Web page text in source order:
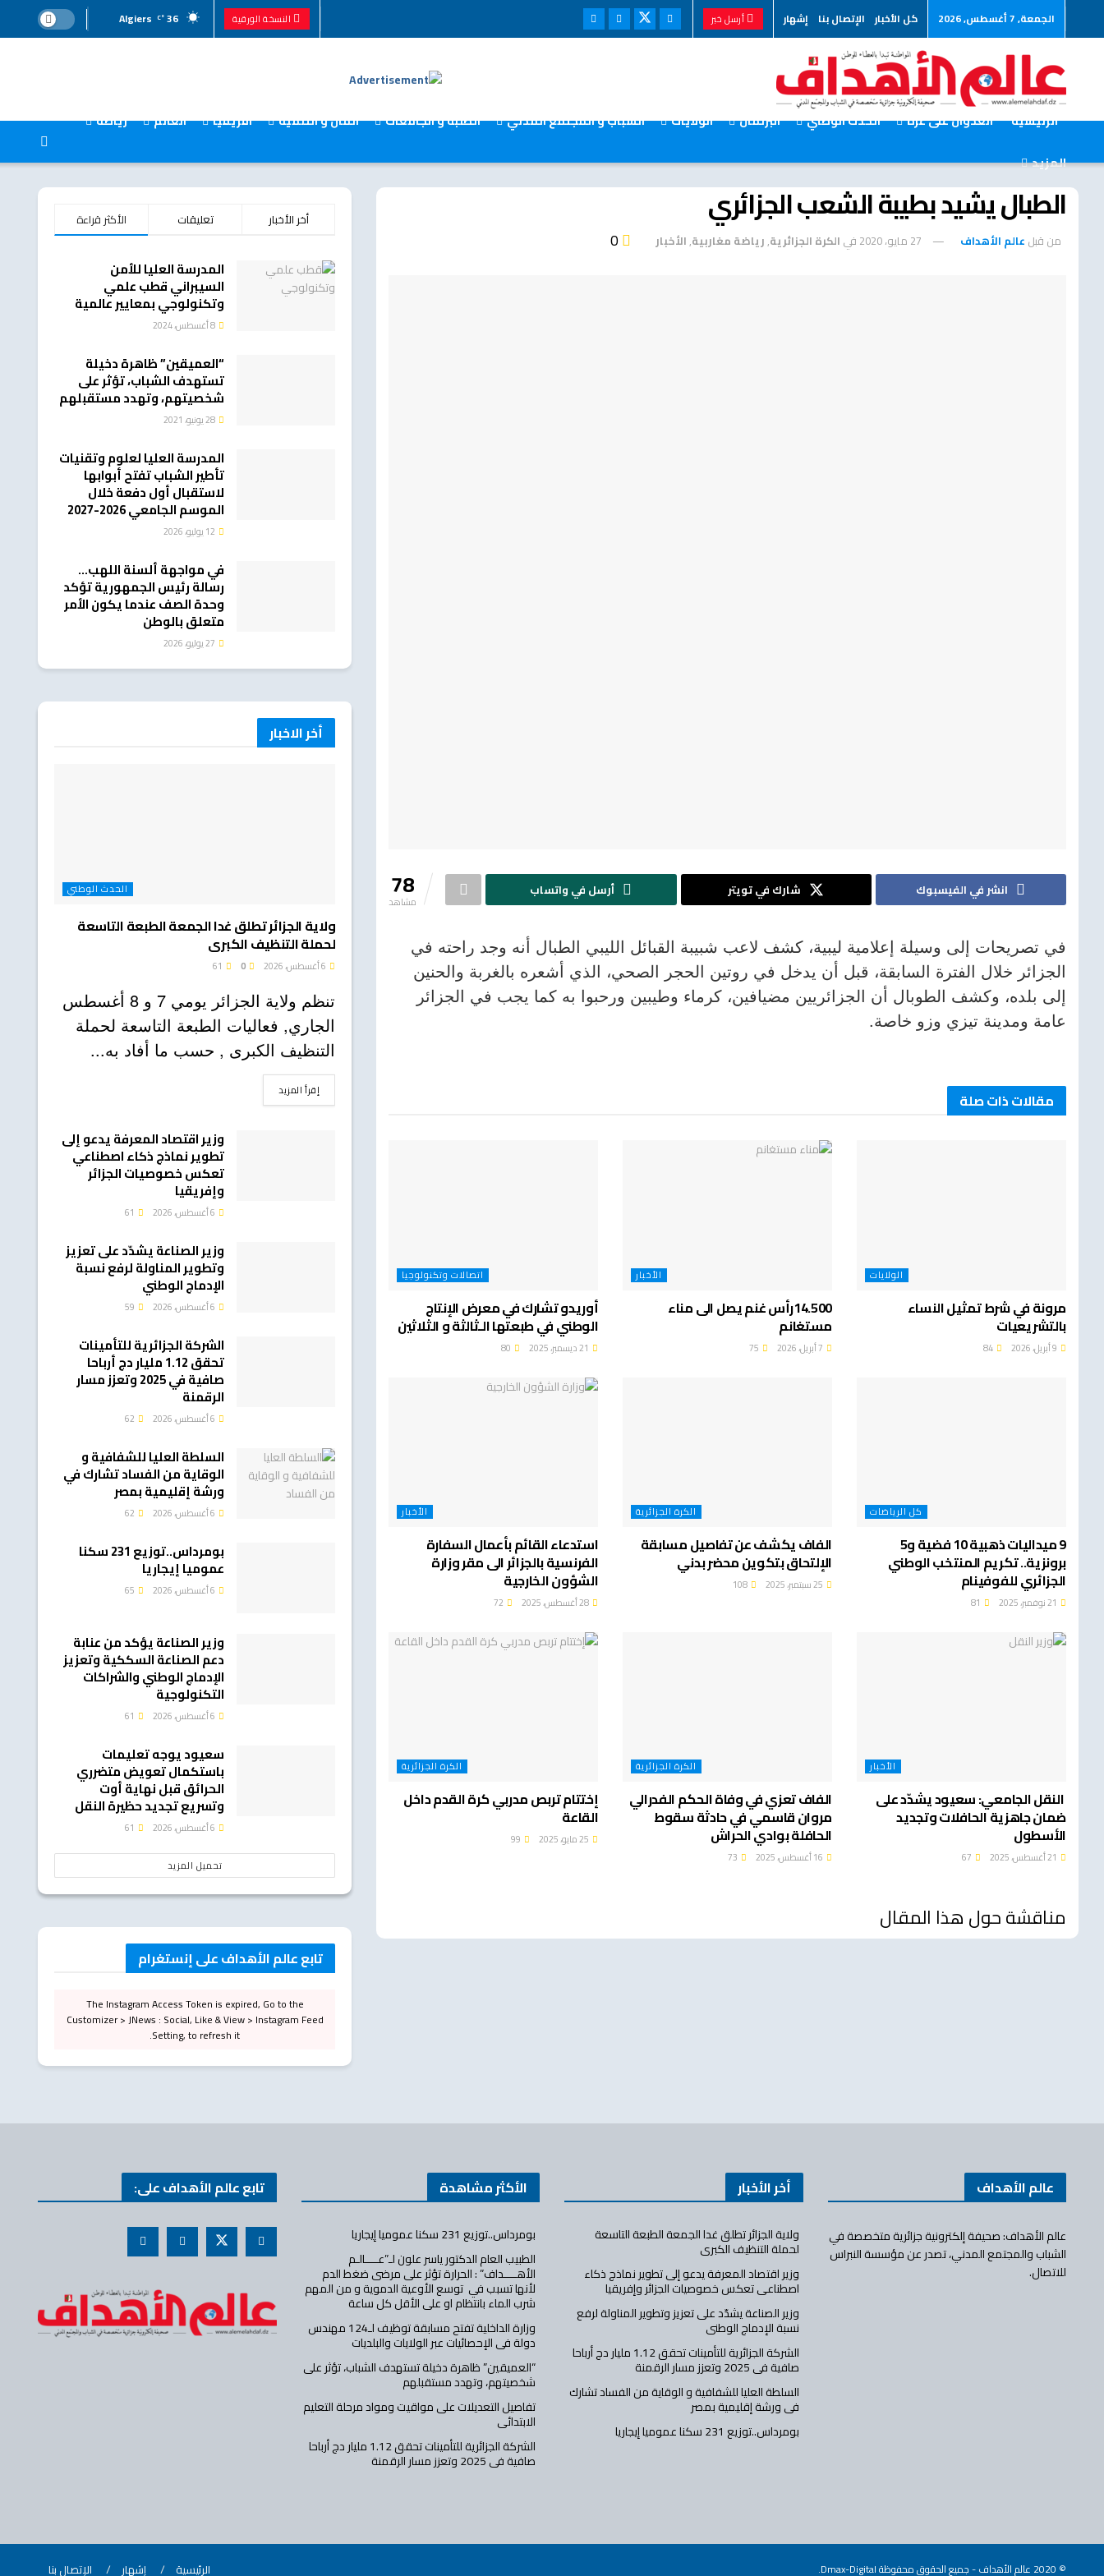
الجمعة, 7 أغسطس, 2026 كل الأخبار الإتصال بنا إشهار أرسل خبر النسخة الورقية 36
°C
Algiers
الرئيسية العدوان على غزة الحدث الوطني البرلمان الولايات الشباب و المجتمع المدني الطلبة و الجامعات المال و التنمية افريقيا العالم
رياضة
المزيد
الطبال يشيد بطيبة الشعب الجزائري
من قبل عالم الأهداف 27 مايو، 2020 في الكرة الجزائرية,رياضة مغاربية,الأخبار
78
مشاهد
انشر في الفيسبوك شارك في تويتر أرسل في واتساب
في تصريحات إلى وسيلة إعلامية ليبية، كشف لاعب شبيبة القبائل الليبي الطبال أنه وجد راحته في
الجزائر خلال الفترة السابقة، قبل أن يدخل في روتين الحجر الصحي، الذي أشعره بالغربة والحنين
إلى بلده، وكشف الطوبال أن الجزائريين مضيافين، كرماء وطيبين ورحبوا به كما يجب في الجزائر
عامة ومدينة تيزي وزو خاصة.
مقالات ذات صلة
الولايات
مرونة في شرط تمثيل النساء
بالتشريعيات
الأخبار
14.500رأس غنم يصل الى مناء
مستغانم
اتصالات وتكنولوجيا
أوريدو تشارك في معرض الإنتاج
الوطني في طبعتها الـثالثة و الثلاثين
كل الرياضات
9 ميداليات ذهبية 10 فضية و5
برونزية.. تكريم المنتخب الوطني
الجزائري للفوفينام
الكرة الجزائرية
الفاف يكشف عن تفاصيل مسابقة
الإلتحاق بتكوين محضر بدني
الأخبار
استدعاء القائم بأعمال السفارة
الفرنسية بالجزائر الى مقر وزارة
الشؤون الخارجية
الأخبار
النقل الجامعي: سعيود يشدّد على
ضمان جاهزية الحافلات وتجديد
الأسطول
الكرة الجزائرية
الفاف تعزي في وفاة الحكم الفدرالي
مروان قاسمي في حادثة سقوط
الحافلة بوادي الحراش
الكرة الجزائرية
إختتام تربص مدربي كرة القدم داخل
القاعة
مناقشة حول هذا المقال
الأكثر قراءة تعليقات أخر الأخبار
المدرسة العليا للأمن
السيبراني قطب علمي
وتكنولوجي بمعايير عالمية
“العميقين” ظاهرة دخيلة
تستهدف الشباب، تؤثر على
شخصيتهم، وتهدد مستقبلهم
المدرسة العليا لعلوم وتقنيات
تأطير الشباب تفتح أبوابها
لاستقبال أول دفعة خلال
الموسم الجامعي 2026-2027
في مواجهة ألسنة اللهب…
رسالة رئيس الجمهورية تؤكد
وحدة الصف عندما يكون الأمر
متعلق بالوطن
أخر الاخبار
الحدث الوطني
ولاية الجزائر تطلق غدا الجمعة الطبعة التاسعة
لحملة التنظيف الكبرى
تنظم ولاية الجزائر يومي 7 و 8 أغسطس
الجاري, فعاليات الطبعة التاسعة لحملة
التنظيف الكبرى , حسب ما أفاد به...
إقرأ المزيدDETAILS
وزير اقتصاد المعرفة يدعو إلى
تطوير نماذج ذكاء اصطناعي
تعكس خصوصيات الجزائر
وإفريقيا
وزير الصناعة يشدّد على تعزيز
وتطوير المناولة لرفع نسبة
الإدماج الوطني
الشركة الجزائرية للتأمينات
تحقق 1.12 مليار دج أرباحا
صافية في 2025 وتعزز مسار
الرقمنة
السلطة العليا للشفافية و
الوقاية من الفساد تشارك في
ورشة إقليمية بمصر
بومرداس..توزيع 231 سكنا
عموميا إيجاريا
وزير الصناعة يؤكد من عنابة
دعم الصناعة السككية وتعزيز
الإدماج الوطني والشراكات
التكنولوجية
سعيود يوجه تعليمات
باستكمال تعويض متضرري
الحرائق قبل نهاية أوت
وتسريع تجديد حظيرة النقل
تحميل المزيد
تابع عالم الأهداف على إنستغرام
The Instagram Access Token is expired, Go to the
Customizer > JNews : Social, Like & View > Instagram Feed
Setting, to refresh it.
عالم الأهداف
عالم الأهداف: صحيفة إلكترونية جزائرية متخصصة في
الشباب والمجتمع المدني، تصدر عن مؤسسة النبراس
للاتصال.
أخر الأخبار
ولاية الجزائر تطلق غدا الجمعة الطبعة التاسعة
لحملة التنظيف الكبرى
وزير اقتصاد المعرفة يدعو إلى تطوير نماذج ذكاء
اصطناعي تعكس خصوصيات الجزائر وإفريقيا
وزير الصناعة يشدّد على تعزيز وتطوير المناولة لرفع
نسبة الإدماج الوطني
الشركة الجزائرية للتأمينات تحقق 1.12 مليار دج أرباحا
صافية في 2025 وتعزز مسار الرقمنة
السلطة العليا للشفافية و الوقاية من الفساد تشارك
في ورشة إقليمية بمصر
بومرداس..توزيع 231 سكنا عموميا إيجاريا
الأكثر مشاهدة
بومرداس..توزيع 231 سكنا عموميا إيجاريا
الطبيب العام الدكتور ياسر علون لـ”عــــالـم
الأهــــداف” : الحرارة تؤثر على مرضى ضغط الدم
لأنها تسبب في توسع الأوعية الدموية و من المهم
شرب الماء بانتظام او على الأقل كل ساعة
وزارة الداخلية تفتح مسابقة توظيف لـ124 مهندس
دولة في الإحصائيات عبر الولايات والبلديات
“العميقين” ظاهرة دخيلة تستهدف الشباب، تؤثر على
شخصيتهم، وتهدد مستقبلهم
تفاصيل التعديلات على مواقيت ومواد مرحلة التعليم
الابتدائي
الشركة الجزائرية للتأمينات تحقق 1.12 مليار دج أرباحا
صافية في 2025 وتعزز مسار الرقمنة
تابع عالم الأهداف على:
الرئيسية إشهار الإتصال بنا © 2020 عالم الأهداف- جميع الحقوق محفوظة Dmax-Digital.